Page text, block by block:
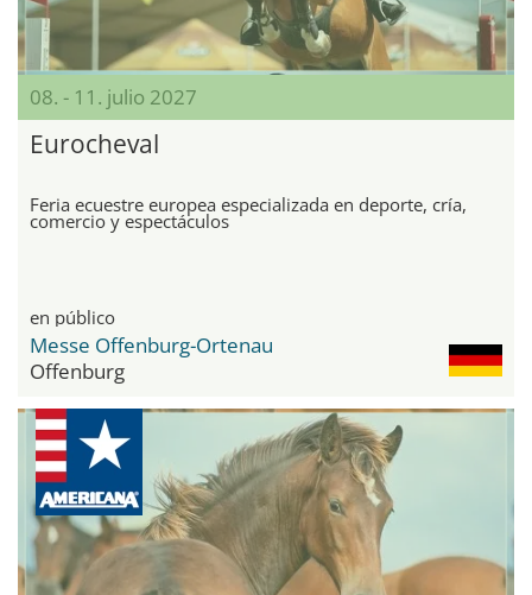
08. - 11. julio 2027
Eurocheval
Feria ecuestre europea especializada en deporte, cría,
comercio y espectáculos
en público
Messe Offenburg-Ortenau
Offenburg